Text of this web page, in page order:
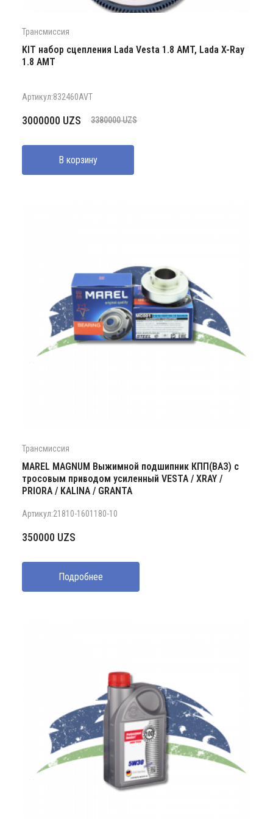
Трансмиссия
KIT набор сцепления Lada Vesta 1.8 AMT, Lada X-Ray
1.8 АМТ
Артикул:832460AVT
3380000UZS
Первоначальная
составляла
3380000 UZS.
3000000 UZS
Текущая
3000000 UZS.
В корзину
Трансмиссия
MAREL MAGNUM Выжимной подшипник КПП(ВАЗ) с
тросовым приводом усиленный VESTA / XRAY /
PRIORA / KALINA / GRANTA
Артикул:21810-1601180-10
350000 UZS
Подробнее